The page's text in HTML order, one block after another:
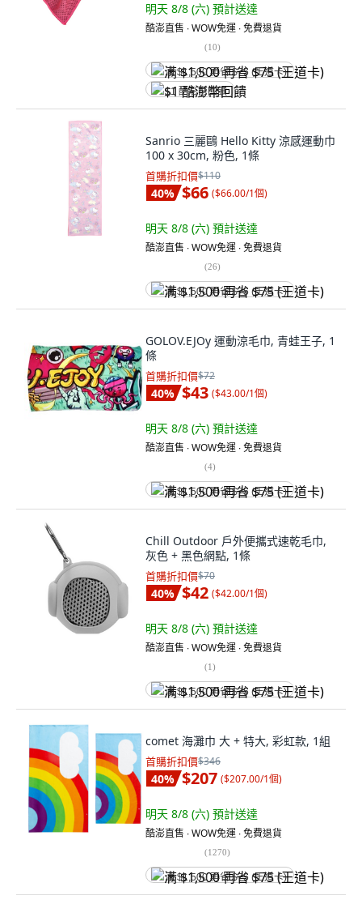
明天 8/8 (六) 預計送達
酷澎直售 ∙ WOW免運 ∙ 免費退貨
(10)
满 $1,500 再省 $75 (王道卡)
$1 酷澎幣回饋
Sanrio 三麗鷗 Hello Kitty 涼感運動巾
100 x 30cm, 粉色, 1條
首購折扣價$110
40% $66 ($66.00/1個)
明天 8/8 (六) 預計送達
酷澎直售 ∙ WOW免運 ∙ 免費退貨
(26)
满 $1,500 再省 $75 (王道卡)
GOLOV.EJOy 運動涼毛巾, 青蛙王子, 1
條
首購折扣價$72
40% $43 ($43.00/1個)
明天 8/8 (六) 預計送達
酷澎直售 ∙ WOW免運 ∙ 免費退貨
(4)
满 $1,500 再省 $75 (王道卡)
Chill Outdoor 戶外便攜式速乾毛巾,
灰色 + 黑色網點, 1條
首購折扣價$70
40% $42 ($42.00/1個)
明天 8/8 (六) 預計送達
酷澎直售 ∙ WOW免運 ∙ 免費退貨
(1)
满 $1,500 再省 $75 (王道卡)
comet 海灘巾 大 + 特大, 彩虹款, 1組
首購折扣價$346
40% $207 ($207.00/1個)
明天 8/8 (六) 預計送達
酷澎直售 ∙ WOW免運 ∙ 免費退貨
(1270)
满 $1,500 再省 $75 (王道卡)